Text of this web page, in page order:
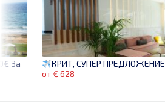
За
КРИТ, СУПЕР ПРЕДЛОЖЕНИЕ
от € 628